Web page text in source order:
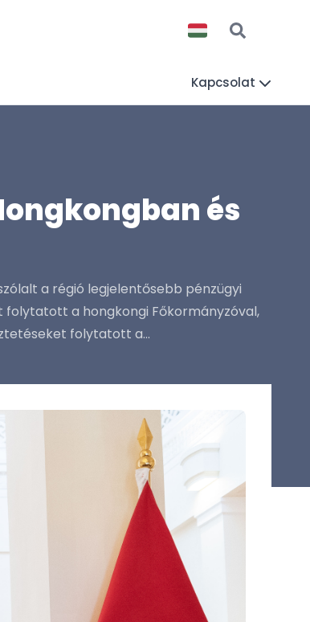
Kapcsolat
és
a régió legjelentősebb pénzügyi
folytatott a hongkongi Főkormányzóval,
folytatott a...